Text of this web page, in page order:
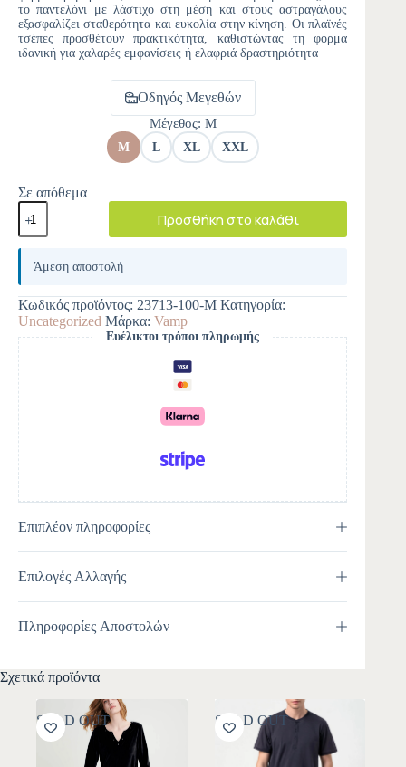
το παντελόνι με λάστιχο στη μέση και στους αστραγάλους
εξασφαλίζει σταθερότητα και ευκολία στην κίνηση. Οι πλαϊνές
τσέπες προσθέτουν πρακτικότητα, καθιστώντας τη φόρμα
ιδανική για χαλαρές εμφανίσεις ή ελαφριά δραστηριότητα
Οδηγός Μεγεθών
Μέγεθος: M
M L XL XXL
Σε απόθεμα
Προσθήκη στο καλάθι
A
e
r
n
a
t
i
v
e
:
Άμεση αποστολή
Κωδικός προϊόντος: 23713-100-M Κατηγορία:
Uncategorized Μάρκα: Vamp
Ευέλικτοι τρόποι πληρωμής
Επιπλέον πληροφορίες
Επιλογές Αλλαγής
Πληροφορίες Αποστολών
Σχετικά προϊόντα
SOLD OUT SOLD OUT